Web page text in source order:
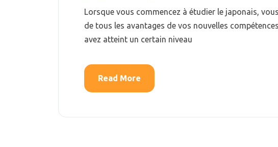
Lorsque vous commencez à étudier le japonais,
de tous les avantages de vos nouvelles
avez atteint un certain niveau
Read More